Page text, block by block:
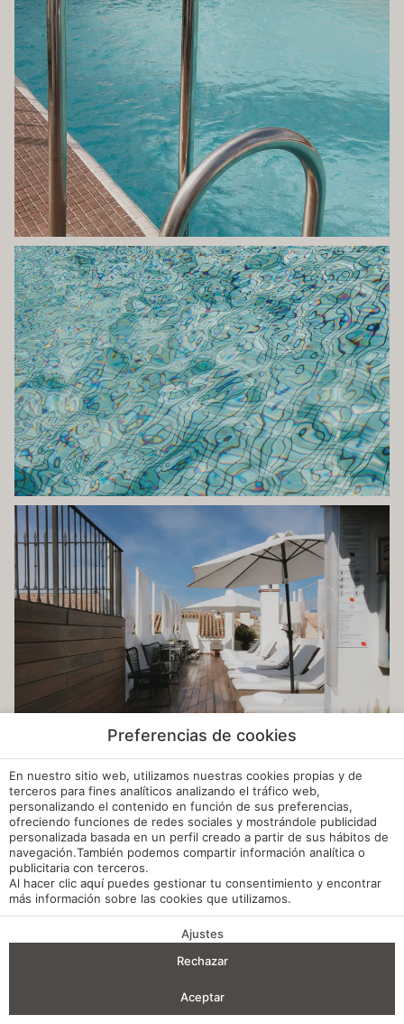
VENTAJAS DE RESERVA
Preferencias de cookies
En nuestro sitio web, utilizamos nuestras cookies propias y de
terceros para fines analíticos analizando el tráfico web,
personalizando el contenido en función de sus preferencias,
ofreciendo funciones de redes sociales y mostrándole publicidad
personalizada basada en un perfil creado a partir de sus hábitos de
navegación.También podemos compartir información analítica o
publicitaria con terceros.
Al hacer clic aquípuedes gestionar tu consentimiento y encontrar
más información sobre las cookies que utilizamos.
Ajustes
Rechazar
Aceptar